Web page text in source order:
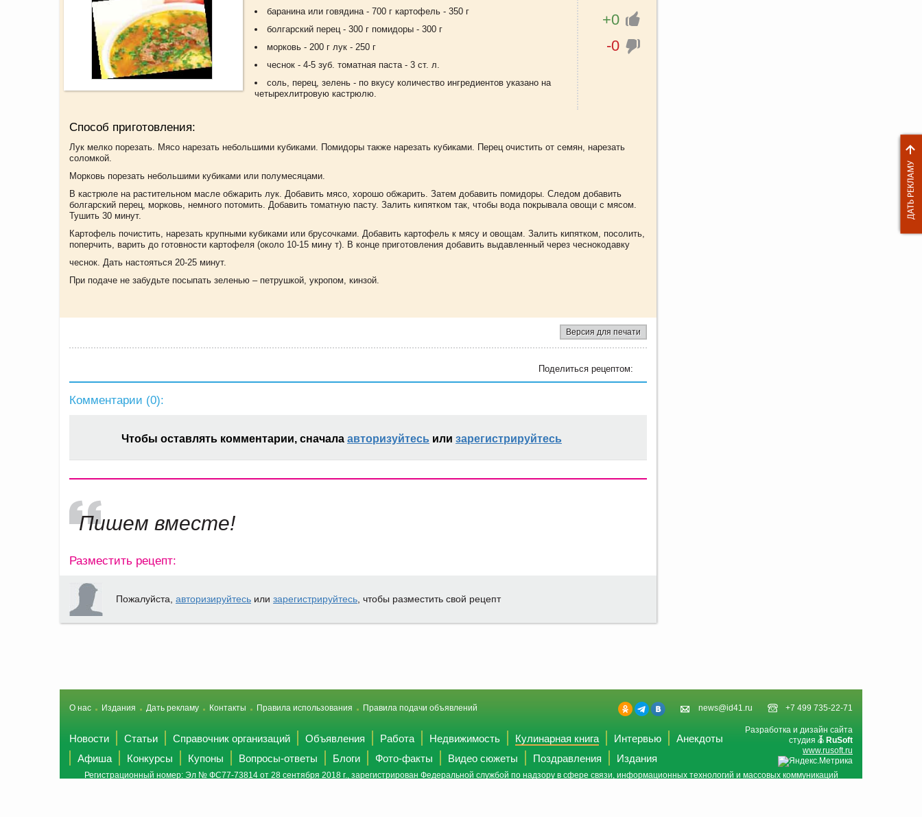
баранина или говядина - 700 г картофель - 350 г
болгарский перец - 300 г помидоры - 300 г
морковь - 200 г лук - 250 г
чеснок - 4-5 зуб. томатная паста - 3 ст. л.
соль, перец, зелень - по вкусу количество ингредиентов указано на
четырехлитровую кастрюлю.
+0
-0
Способ приготовления:
Лук мелко порезать. Мясо нарезать небольшими кубиками. Помидоры также нарезать кубиками. Перец очистить от семян, нарезать
соломкой.
Морковь порезать небольшими кубиками или полумесяцами.
В кастрюле на растительном масле обжарить лук. Добавить мясо, хорошо обжарить. Затем добавить помидоры. Следом добавить
болгарский перец, морковь, немного потомить. Добавить томатную пасту. Залить кипятком так, чтобы вода покрывала овощи с мясом.
Тушить 30 минут.
Картофель почистить, нарезать крупными кубиками или брусочками. Добавить картофель к мясу и овощам. Залить кипятком, посолить,
поперчить, варить до готовности картофеля (около 10-15 мину т). В конце приготовления добавить выдавленный через чеснокодавку
чеснок. Дать настояться 20-25 минут.
При подаче не забудьте посыпать зеленью – петрушкой, укропом, кинзой.
Версия для печати
Поделиться рецептом:
Комментарии (0):
Чтобы оставлять комментарии, сначала авторизуйтесь или зарегистрируйтесь
Пишем вместе!
Разместить рецепт:
Пожалуйста, авторизируйтесь или зарегистрируйтесь , чтобы разместить свой рецепт
news@id41.ru +7 499 735-22-71
О нас Издания Дать рекламу Контакты Правила использования Правила подачи объявлений
Разработка и дизайн сайта
студия
RuSoft
www.rusoft.ru
Новости Статьи Справочник организаций Объявления Работа Недвижимость Кулинарная книга Интервью
Анекдоты
Афиша
Конкурсы Купоны Вопросы-ответы Блоги Фото-факты Видео сюжеты Поздравления Издания
Регистрационный номер: Эл № ФС77-73814 от 28 сентября 2018 г., зарегистрирован Федеральной службой по надзору в сфере связи, информационных технологий и массовых коммуникаций